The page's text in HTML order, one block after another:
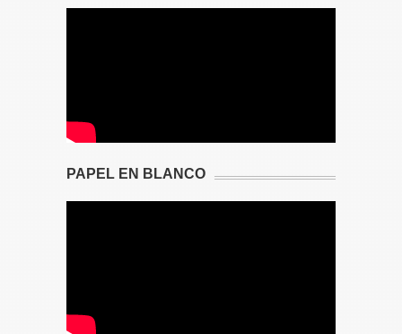
PAPEL EN BLANCO